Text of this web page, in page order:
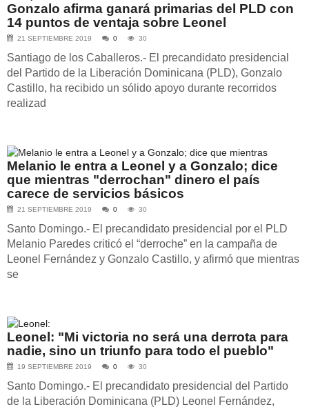
Gonzalo afirma ganará primarias del PLD con
14 puntos de ventaja sobre Leonel
21 SEPTIEMBRE 2019 0 30
Santiago de los Caballeros.- El precandidato presidencial
del Partido de la Liberación Dominicana (PLD), Gonzalo
Castillo, ha recibido un sólido apoyo durante recorridos
realizad
Melanio le entra a Leonel y a Gonzalo; dice
que mientras "derrochan" dinero el país
carece de servicios básicos
21 SEPTIEMBRE 2019 0 30
Santo Domingo.- El precandidato presidencial por el PLD
Melanio Paredes criticó el “derroche” en la campaña de
Leonel Fernández y Gonzalo Castillo, y afirmó que mientras
se
Leonel: "Mi victoria no será una derrota para
nadie, sino un triunfo para todo el pueblo"
19 SEPTIEMBRE 2019 0 30
Santo Domingo.- El precandidato presidencial del Partido
de la Liberación Dominicana (PLD) Leonel Fernández,